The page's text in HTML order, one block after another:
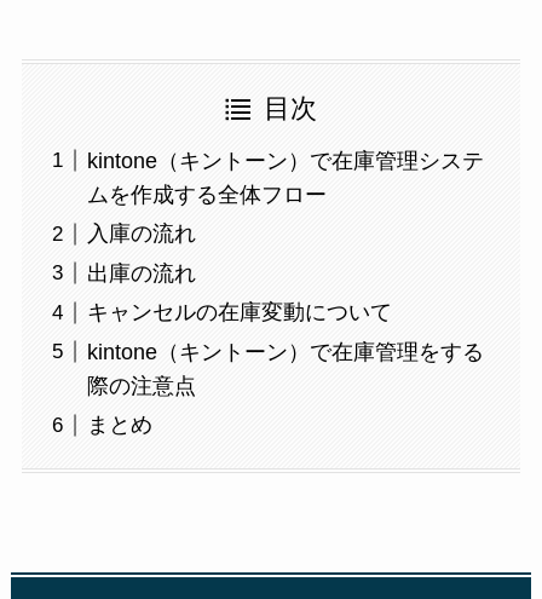
目次
kintone（キントーン）で在庫管理システ
ムを作成する全体フロー
入庫の流れ
出庫の流れ
キャンセルの在庫変動について
kintone（キントーン）で在庫管理をする
際の注意点
まとめ